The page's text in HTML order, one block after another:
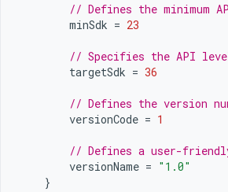
// Defines the minimum
minSdk = 23
// Specifies the API
targetSdk = 36
// Defines the version
versionCode = 1
// Defines a user-
versionName = "1.0"
}